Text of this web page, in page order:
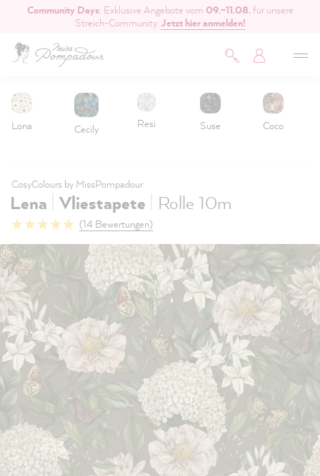
springen
Community Days: Exklusive Angebote vom 09.–11.08.für unsere
Streich-Community.Jetzt hier anmelden!
Lona Cecily Resi Suse Coco
CosyColours by MissPompadour
Lena Vliestapete Rolle 10m
(14 Bewertungen)